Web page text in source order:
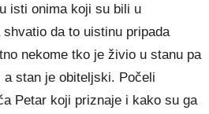
isti onima koji su bili u
da to uistinu pripada
nekome tko je živio u stanu pa
stan je obiteljski. Počeli
Petar koji priznaje i kako su ga